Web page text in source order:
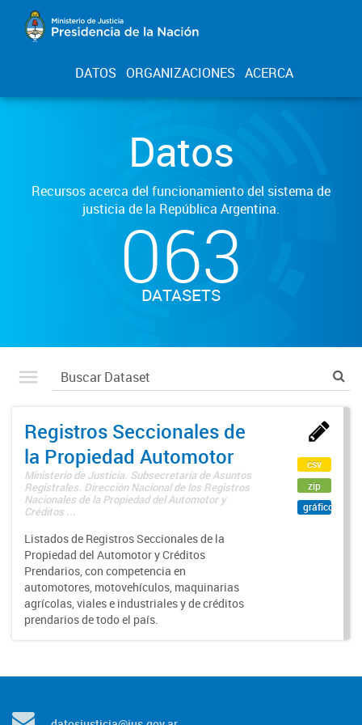
DATOS ORGANIZACIONES ACERCA
Datos
Recursos acerca del funcionamiento del sistema de
justicia de la República Argentina.
063
DATASETS
Registros Seccionales de
la Propiedad Automotor
Ministerio de Justicia. Subsecretaría de Asuntos
Registrales. Dirección Nacional de los Registros
Nacionales de la Propiedad del Automotor y
Créditos ...
Listados de Registros Seccionales de la
Propiedad del Automotor y Créditos
Prendarios, con competencia en
automotores, motovehículos, maquinarias
agrícolas, viales e industriales y de créditos
prendarios de todo el país.
csv
zip
gráfico